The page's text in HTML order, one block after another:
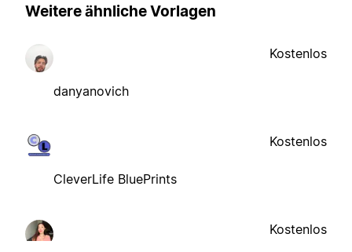
Weitere ähnliche Vorlagen
danyanovich
Kostenlos
CleverLife BluePrints
Kostenlos
Kostenlos